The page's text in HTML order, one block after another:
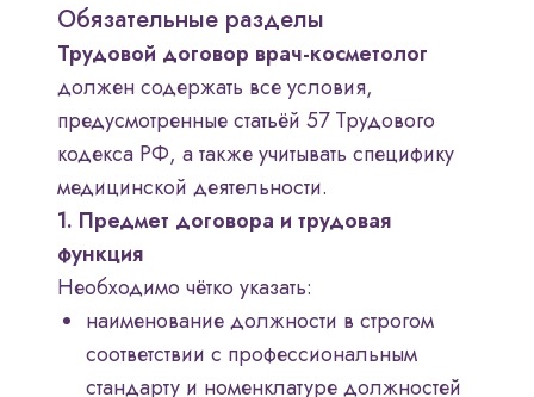
Обязательные разделы
Трудовой договор врач-косметолог
должен содержать все условия,
предусмотренные статьёй 57 Трудового
кодекса РФ, а также учитывать специфику
медицинской деятельности.
1. Предмет договора и трудовая
функция
Необходимо чётко указать:
наименование должности в строгом
соответствии с профессиональным
стандарту и номенклатуре должностей